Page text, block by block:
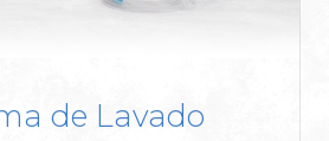
de Lavado